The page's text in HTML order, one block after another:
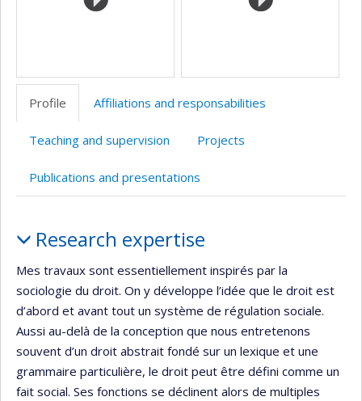
Profile Affiliations and responsabilities
Teaching and supervision Projects
Publications and presentations
Research expertise
Mes travaux sont essentiellement inspirés par la
sociologie du droit. On y développe l’idée que le droit est
d’abord et avant tout un système de régulation sociale.
Aussi au-delà de la conception que nous entretenons
souvent d’un droit abstrait fondé sur un lexique et une
grammaire particulière, le droit peut être défini comme un
fait social. Ses fonctions se déclinent alors de multiples